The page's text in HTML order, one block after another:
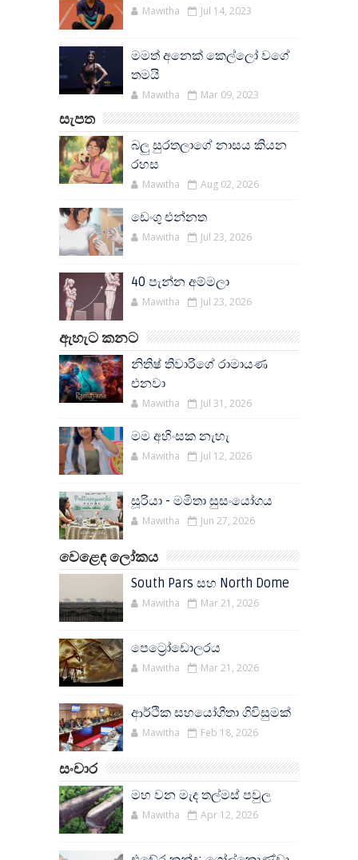
Mawitha Jul 14, 2023
මමත් අනෙක් කෙල්ලෝ වගේ
තමයි
Mawitha Mar 09, 2023
සැපත
බලු සුරතලාගේ නාසය කියන
රහස
Mawitha Aug 02, 2026
ඩෙංගු එන්නත
Mawitha Jul 23, 2026
40 පැන්න අම්මලා
Mawitha Jul 23, 2026
ඇහැට කනට
නිතිෂ් තිවාරිගේ රාමායණ
එනවා
Mawitha Jul 31, 2026
මම අහිංසක නැහැ
Mawitha Jul 12, 2026
සූරියා - මමිතා සුසංයෝගය
Mawitha Jun 27, 2026
වෙළෙඳ ලෝකය
South Pars සහ North Dome
Mawitha Mar 21, 2026
පෙට්‍රෝඩොලරය
Mawitha Mar 21, 2026
ආර්ථික සහයෝගීතා ගිවිසුමක්
Mawitha Feb 18, 2026
සංචාර
මහ වන මැද තල්මස් පවුල
Mawitha Apr 12, 2026